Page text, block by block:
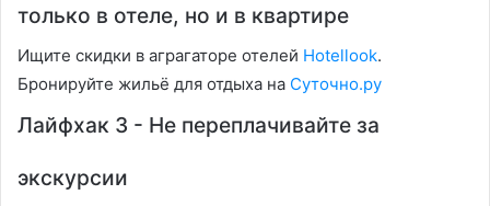
только в отеле, но и в квартире
Ищите скидки в аграгаторе отелей Hotellook.
Бронируйте жильё для отдыха на Суточно.ру
Лайфхак 3 - Не переплачивайте за
экскурсии